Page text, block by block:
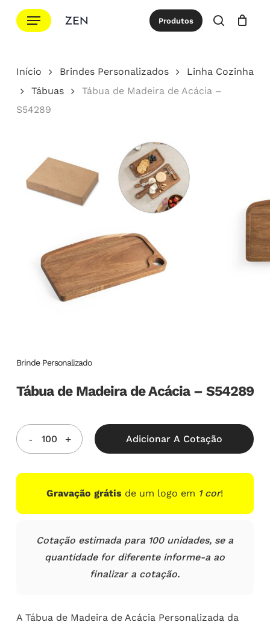
para
principal
Menu Produtos
procurar
Cotação Close
Início Brindes Personalizados
Linha Cozinha
Tábuas
Tábua de Madeira de Acácia –
S54289
Brinde Personalizado
Tábua de Madeira de Acácia – S54289
Adicionar A Cotação
Gravação grátis de um logo em 1 cor!
Cotação estimada para 100 unidades, se a
quantidade for diferente informe-a ao
finalizar a cotação.
A Tábua de Madeira de Acácia Personalizada da